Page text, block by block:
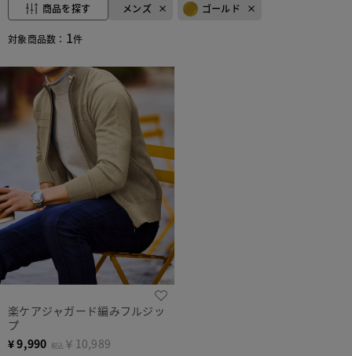
商品を探す メンズ ゴールド
対象商品数： 1件
楽ケアジャガード編みフルジッ
プ
¥9,990 税込 ￥10,989